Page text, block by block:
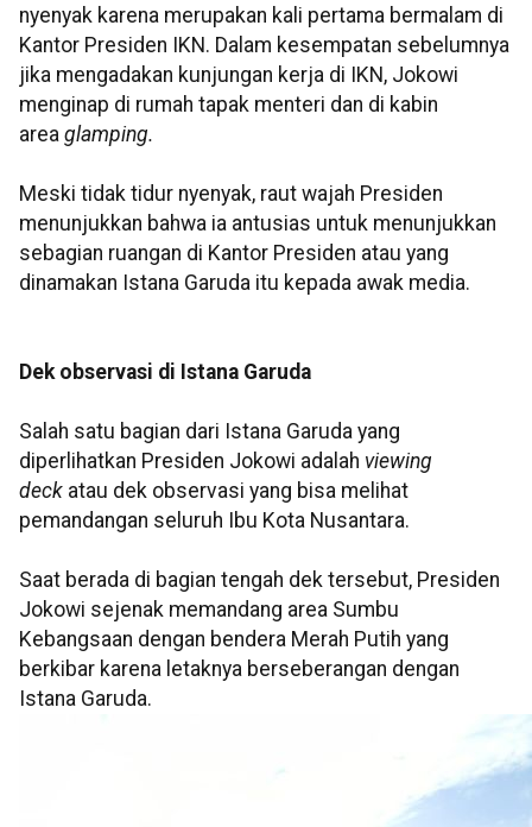
nyenyak karena merupakan kali pertama bermalam di
Kantor Presiden IKN. Dalam kesempatan sebelumnya
jika mengadakan kunjungan kerja di IKN, Jokowi
menginap di rumah tapak menteri dan di kabin
area glamping.
Meski tidak tidur nyenyak, raut wajah Presiden
menunjukkan bahwa ia antusias untuk menunjukkan
sebagian ruangan di Kantor Presiden atau yang
dinamakan Istana Garuda itu kepada awak media.
Dek observasi di Istana Garuda
Salah satu bagian dari Istana Garuda yang
diperlihatkan Presiden Jokowi adalah viewing
deck atau dek observasi yang bisa melihat
pemandangan seluruh Ibu Kota Nusantara.
Saat berada di bagian tengah dek tersebut, Presiden
Jokowi sejenak memandang area Sumbu
Kebangsaan dengan bendera Merah Putih yang
berkibar karena letaknya berseberangan dengan
Istana Garuda.